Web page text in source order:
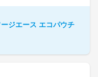
ジエース エコパウチ